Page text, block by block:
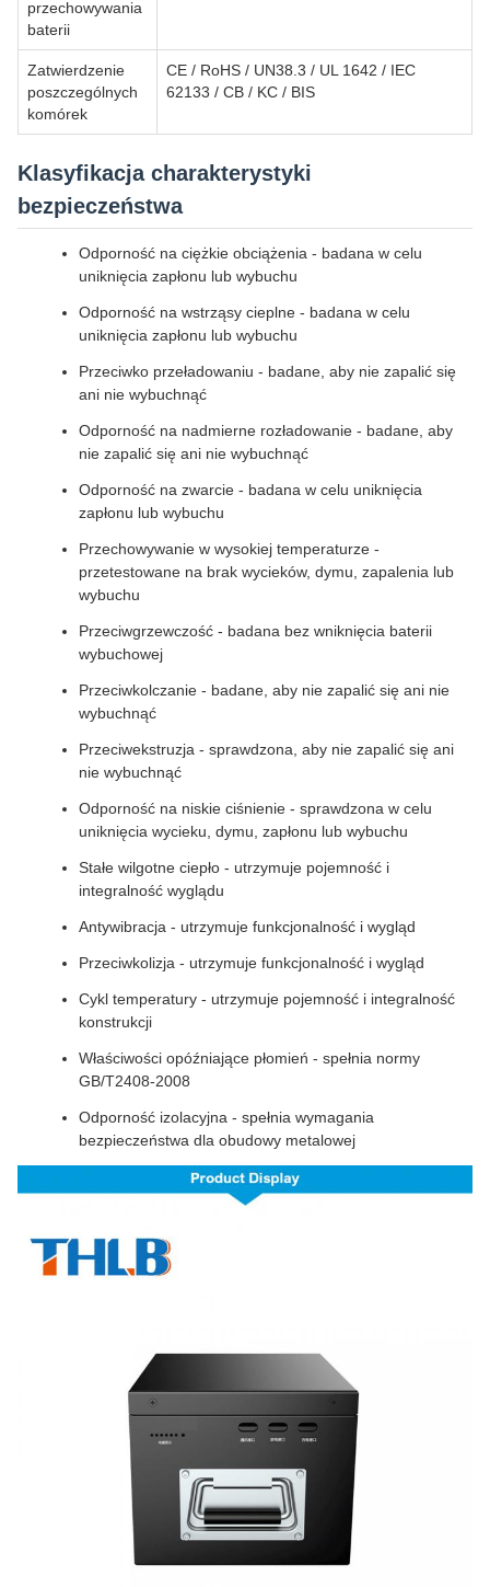
przechowywania
baterii
Zatwierdzenie
poszczególnych
komórek
CE / RoHS / UN38.3 / UL 1642 / IEC
62133 / CB / KC / BIS
Klasyfikacja charakterystyki
bezpieczeństwa
Odporność na ciężkie obciążenia - badana w celu
uniknięcia zapłonu lub wybuchu
Odporność na wstrząsy cieplne - badana w celu
uniknięcia zapłonu lub wybuchu
Przeciwko przeładowaniu - badane, aby nie zapalić się
ani nie wybuchnąć
Odporność na nadmierne rozładowanie - badane, aby
nie zapalić się ani nie wybuchnąć
Odporność na zwarcie - badana w celu uniknięcia
zapłonu lub wybuchu
Przechowywanie w wysokiej temperaturze -
przetestowane na brak wycieków, dymu, zapalenia lub
wybuchu
Przeciwgrzewczość - badana bez wniknięcia baterii
wybuchowej
Przeciwkolczanie - badane, aby nie zapalić się ani nie
wybuchnąć
Przeciwekstruzja - sprawdzona, aby nie zapalić się ani
nie wybuchnąć
Odporność na niskie ciśnienie - sprawdzona w celu
uniknięcia wycieku, dymu, zapłonu lub wybuchu
Stałe wilgotne ciepło - utrzymuje pojemność i
integralność wyglądu
Antywibracja - utrzymuje funkcjonalność i wygląd
Przeciwkolizja - utrzymuje funkcjonalność i wygląd
Cykl temperatury - utrzymuje pojemność i integralność
konstrukcji
Właściwości opóźniające płomień - spełnia normy
GB/T2408-2008
Odporność izolacyjna - spełnia wymagania
bezpieczeństwa dla obudowy metalowej